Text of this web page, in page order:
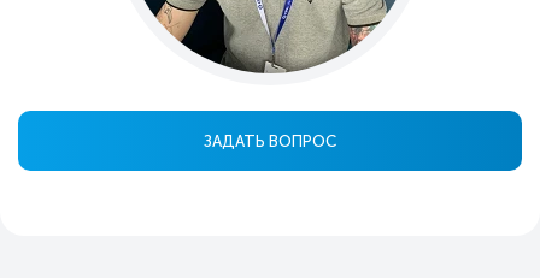
ЗАДАТЬ ВОПРОС